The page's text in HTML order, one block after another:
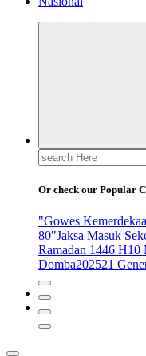
Search
for:
Or check our Popular
"Gowes
80"Jaksa Masuk
Ramadan 1446 H10
Domba202521